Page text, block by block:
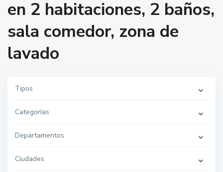
en 2 habitaciones, 2 baños,
sala comedor, zona de
lavado
Tipos
Categorías
Departamentos
Ciudades